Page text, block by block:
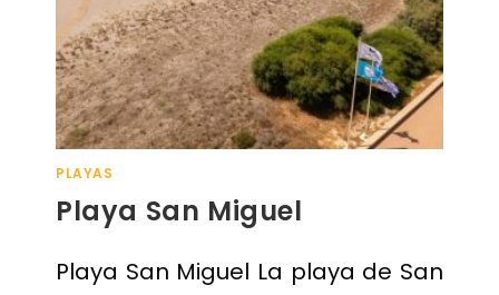
PLAYAS
Playa San Miguel
Playa San Miguel La playa de San